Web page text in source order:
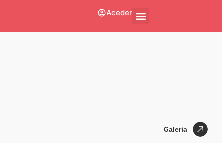
Aceder
Galeria